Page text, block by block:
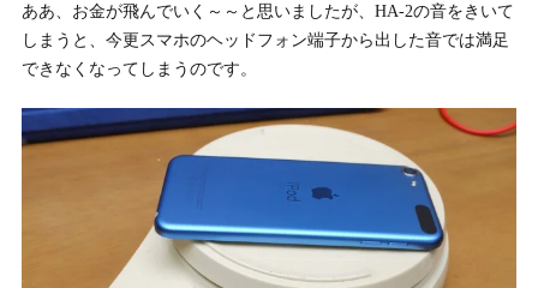
ああ、お金が飛んでいく～～と思いましたが、HA-2の音をきいて
しまうと、今更スマホのヘッドフォン端子から出した音では満足
できなくなってしまうのです。